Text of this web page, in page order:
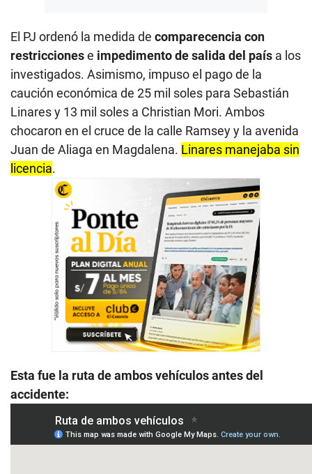
El PJ ordenó la medida de comparecencia con
restriccionese impedimento de salida del país a los
investigados. Asimismo, impuso el pago de la
caución económica de 25 mil soles para Sebastián
Linares y 13 mil soles a Christian Mori. Ambos
chocaron en el cruce de la calle Ramsey y la avenida
Juan de Aliaga en Magdalena. Linares manejaba sin
licencia.
Esta fue la ruta de ambos vehículos antes del
accidente: